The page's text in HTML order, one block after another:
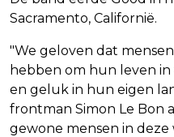
Sacramento, Californië.
"We geloven dat
hebben om hun leven
en geluk in hun eigen
frontman Simon Le Bon
gewone mensen in